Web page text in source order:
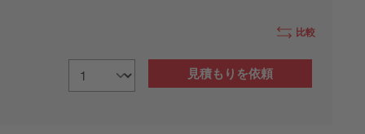
比較
見積もりを依頼